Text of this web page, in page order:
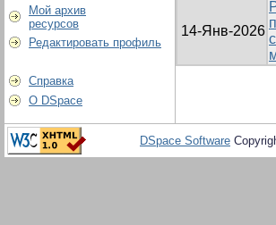
Мой архив
ресурсов
Редактировать профиль
Справка
О DSpace
14-Янв-2026
DSpace Software